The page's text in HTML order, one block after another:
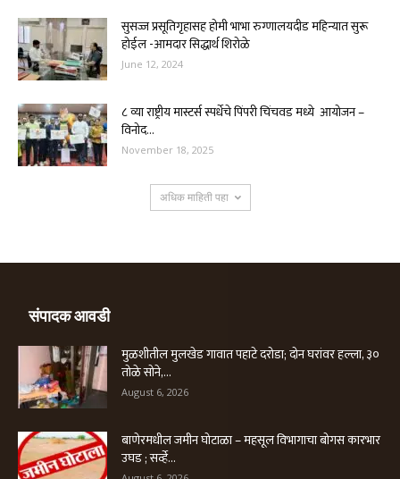
सुसज्ज प्रसूतिगृहासह होमी भाभा रुग्णालयदीड महिन्यात सुरू
होईल -आमदार सिद्धार्थ शिरोळे
June 12, 2024
८ व्या राष्ट्रीय मास्टर्स स्पर्धेचे पिंपरी चिंचवड मध्ये आयोजन –
विनोद...
November 18, 2025
अधिक माहिती पहा
संपादक आवडी
मुळशीतील मुलखेड गावात पहाटे दरोडा; दोन घरांवर हल्ला, ३०
तोळे सोने,...
August 6, 2026
बाणेरमधील जमीन घोटाळा – महसूल विभागाचा बोगस कारभार
उघड ; सर्व्हे...